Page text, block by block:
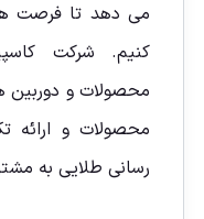
می دهد تا فرصت
کنیم. شرکت
محصولات و دوربین
محصولات و ارائه
رسانی طلایی به